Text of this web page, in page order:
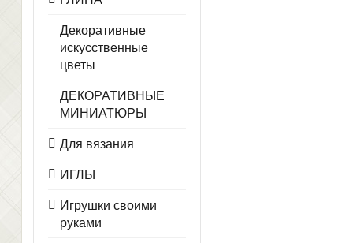
Декоративные
искусственные
цветы
ДЕКОРАТИВНЫЕ
МИНИАТЮРЫ
Для вязания
ИГЛЫ
Игрушки своими
руками